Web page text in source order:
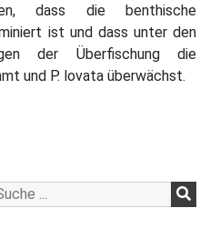
dass die benthische
ist und dass unter den
der Überfischung die
und P. lovata überwächst.